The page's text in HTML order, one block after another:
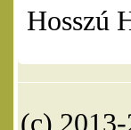
Hosszú
(c)